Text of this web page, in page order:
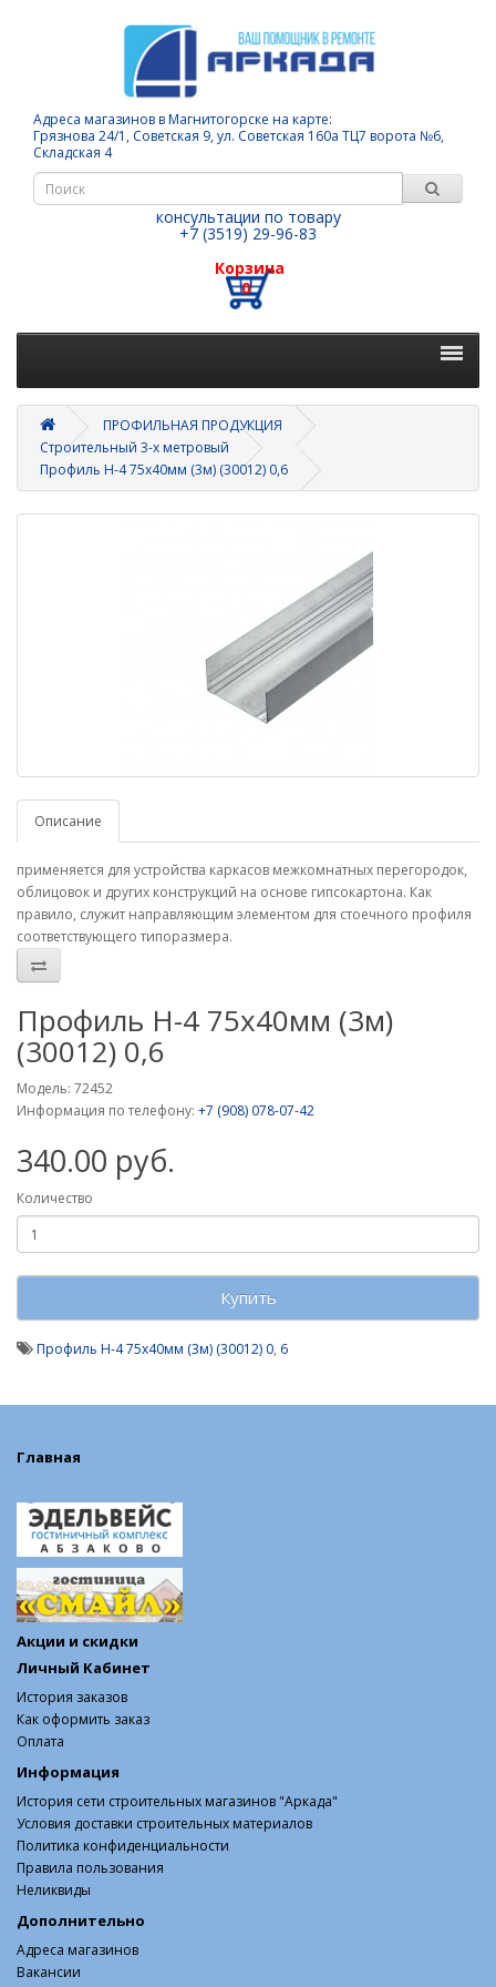
Адреса магазинов в Магнитогорске на карте:
Грязнова 24/1, Советская 9, ул. Советская 160а ТЦ7 ворота №6,
Складская 4
консультации по товару
+7 (3519) 29-96-83
Корзина
0
ПРОФИЛЬНАЯ ПРОДУКЦИЯ
Строительный 3-х метровый
Профиль Н-4 75х40мм (3м) (30012) 0,6
Описание
применяется для устройства каркасов межкомнатных перегородок,
облицовок и других конструкций на основе гипсокартона. Как
правило, служит направляющим элементом для стоечного профиля
соответствующего типоразмера.
Профиль Н-4 75х40мм (3м)
(30012) 0,6
Модель: 72452
Информация по телефону: +7 (908) 078-07-42
340.00 руб.
Количество
Купить
Профиль Н-4 75х40мм (3м) (30012) 0, 6
Главная
Акции и скидки
Личный Кабинет
История заказов
Как оформить заказ
Оплата
Информация
История сети строительных магазинов "Аркада"
Условия доставки строительных материалов
Политика конфиденциальности
Правила пользования
Неликвиды
Дополнительно
Адреса магазинов
Вакансии